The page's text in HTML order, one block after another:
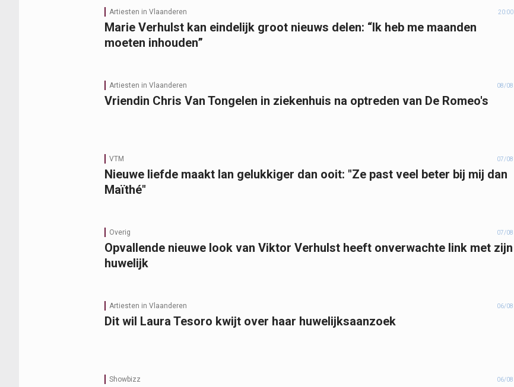
Artiesten in Vlaanderen 20:00
Marie Verhulst kan eindelijk groot nieuws delen: “Ik heb me maanden
moeten inhouden”
Artiesten in Vlaanderen 08/08
Vriendin Chris Van Tongelen in ziekenhuis na optreden van De Romeo's
VTM 07/08
Nieuwe liefde maakt Ian gelukkiger dan ooit: "Ze past veel beter bij mij dan
Maïthé"
Overig 07/08
Opvallende nieuwe look van Viktor Verhulst heeft onverwachte link met zijn
huwelijk
Artiesten in Vlaanderen 06/08
Dit wil Laura Tesoro kwijt over haar huwelijksaanzoek
Showbizz 06/08